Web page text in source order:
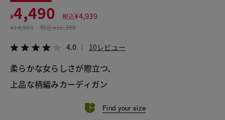
¥4,490 税込¥4,939
¥14,900 税込¥16,390
4.0 10レビュー
柔らかな女らしさが際立つ、
上品な柄編みカーディガン
Find your size
¥4,490
税込¥4,939
LINE